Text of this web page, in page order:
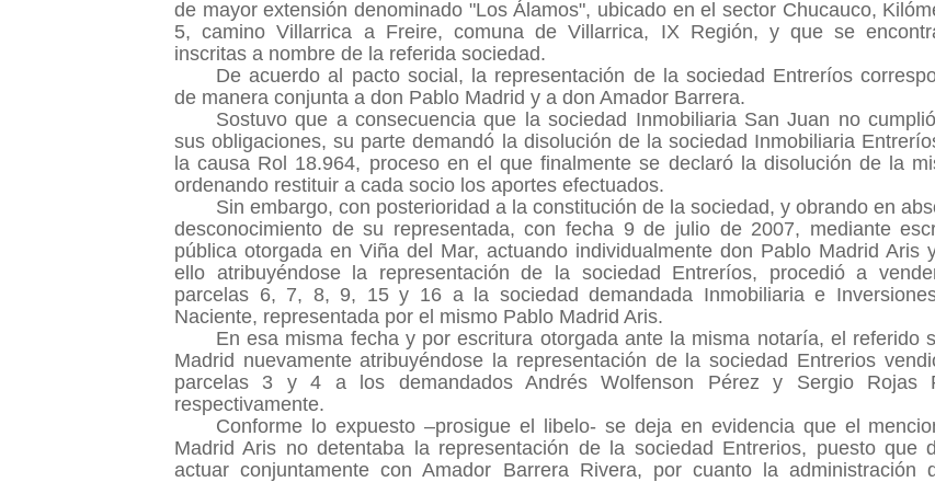
de mayor extensión denominado "Los Álamos", ubicado en el sector Chucauco,
5, camino Villarrica a Freire, comuna de Villarrica, IX Región, y que se
inscritas a nombre de la referida sociedad.
De acuerdo al pacto social, la representación de la sociedad Entreríos
de manera conjunta a don Pablo Madrid y a don Amador Barrera.
Sostuvo que a consecuencia que la sociedad Inmobiliaria San Juan no
sus obligaciones, su parte demandó la disolución de la sociedad Inmobiliaria
la causa Rol 18.964, proceso en el que finalmente se declaró la disolución de la
ordenando restituir a cada socio los aportes efectuados.
Sin embargo, con posterioridad a la constitución de la sociedad, y obrando en
desconocimiento de su representada, con fecha 9 de julio de 2007, mediante
pública otorgada en Viña del Mar, actuando individualmente don Pablo Madrid Aris
ello atribuyéndose la representación de la sociedad Entreríos, procedió a
parcelas 6, 7, 8, 9, 15 y 16 a la sociedad demandada Inmobiliaria e
Naciente, representada por el mismo Pablo Madrid Aris.
En esa misma fecha y por escritura otorgada ante la misma notaría, el referido
Madrid nuevamente atribuyéndose la representación de la sociedad Entrerios
parcelas 3 y 4 a los demandados Andrés Wolfenson Pérez y Sergio Rojas
respectivamente.
Conforme lo expuesto –prosigue el libelo- se deja en evidencia que el
Madrid Aris no detentaba la representación de la sociedad Entrerios, puesto que
actuar conjuntamente con Amador Barrera Rivera, por cuanto la administración